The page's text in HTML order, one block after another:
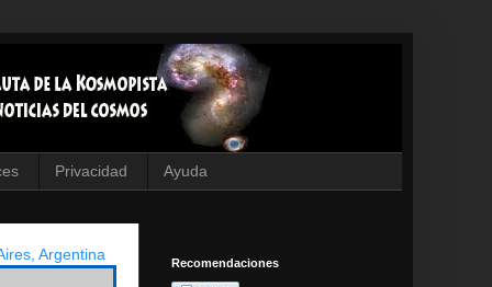
Privacidad Ayuda
Argentina
Recomendaciones